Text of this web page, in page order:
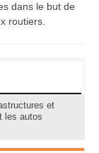
dans le but de
routiers.
et
les autos